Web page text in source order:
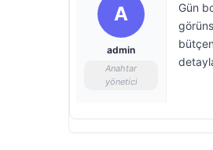
A
admin
Anahtar
yönetici
Gün